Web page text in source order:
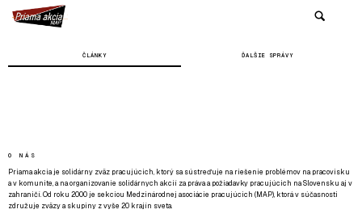
ČLÁNKY ĎALŠIE SPRÁVY
O NÁS
Priama akcia je solidárny zväz pracujúcich, ktorý sa sústreďuje na riešenie problémov na pracovisku
a v komunite, a na organizovanie solidárnych akcií za práva a požiadavky pracujúcich na Slovensku aj v
zahraničí. Od roku 2000 je sekciou Medzinárodnej asociácie pracujúcich (MAP), ktorá v súčasnosti
združuje zväzy a skupiny z vyše 20 krajín sveta.